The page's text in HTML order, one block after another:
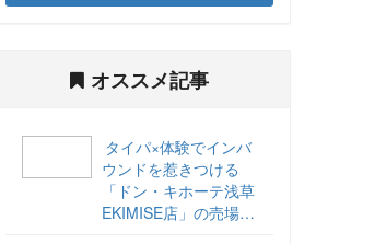
オススメ記事
タイパ×体験でインバ
ウンドを惹きつける
「ドン・キホーテ浅草
EKIMISE店」の売場づ